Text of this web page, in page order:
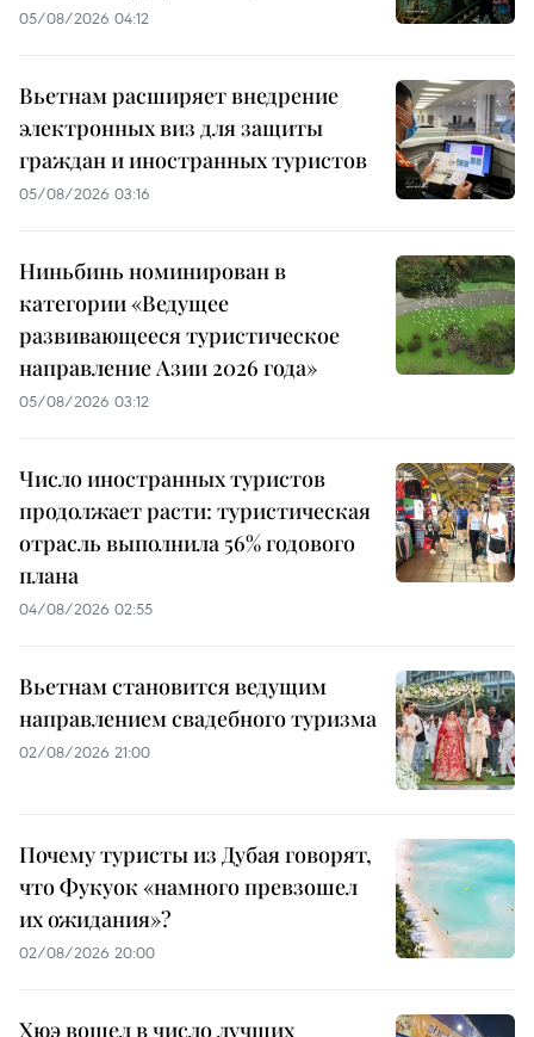
05/08/2026 04:12
Вьетнам расширяет внедрение
электронных виз для защиты
граждан и иностранных туристов
05/08/2026 03:16
Ниньбинь номинирован в
категории «Ведущее
развивающееся туристическое
направление Азии 2026 года»
05/08/2026 03:12
Число иностранных туристов
продолжает расти: туристическая
отрасль выполнила 56% годового
плана
04/08/2026 02:55
Вьетнам становится ведущим
направлением свадебного туризма
02/08/2026 21:00
Почему туристы из Дубая говорят,
что Фукуок «намного превзошел
их ожидания»?
02/08/2026 20:00
Хюэ вошел в число лучших